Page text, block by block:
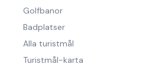
Golfbanor
Badplatser
Alla turistmål
Turistmål-karta